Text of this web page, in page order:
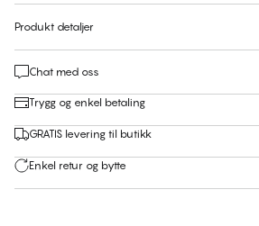
Produkt detaljer
Chat med oss
Trygg og enkel betaling
GRATIS levering til butikk
Enkel retur og bytte